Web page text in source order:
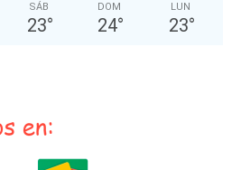
SÁB
23°
DOM
24°
LUN
23°